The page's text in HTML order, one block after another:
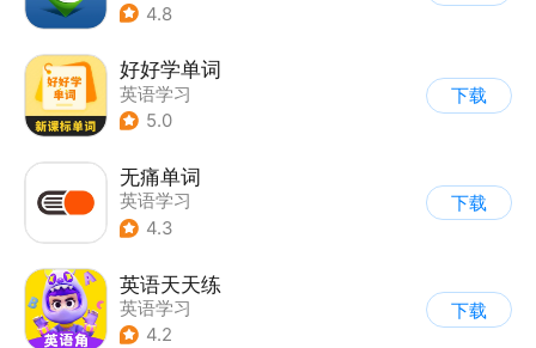
4.8
好好学单词
英语学习
5.0
下载
无痛单词
英语学习
4.3
下载
英语天天练
英语学习
4.2
下载